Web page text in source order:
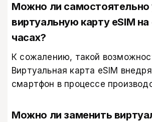
Можно ли самостоятельно
виртуальную карту eSIM
часах?
К сожалению, такой
Виртуальная карта eSIM
смартфон в процессе
Можно ли заменить